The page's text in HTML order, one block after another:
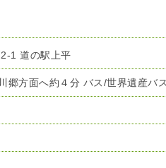
1 道の駅上平
郷方面へ約４分 バス/世界遺産バ